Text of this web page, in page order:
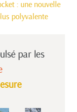
: une nouvelle
polyvalente
par les